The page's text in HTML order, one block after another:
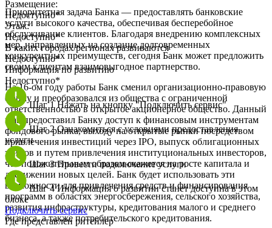
Приоритетная задача Банка — предоставлять банковские
услуги высокого качества, обеспечивая бесперебойное
обслуживание клиентов. Благодаря внедрению комплексных
мер, направленных на создание долговременных
конкурентных преимуществ, сегодня Банк может предложить
своим клиентам взаимовыгодное партнерство.
На 16-ом году работы Банк сменил организационно-правовую
форму и преобразовался из общества с ограниченной
ответственностью в открытое акционерное общество. Данный
шаг предоставил Банку доступ к финансовым инструментам
фондового рынка, выходу на открытые рынки посредством
привлечения инвестиций через IPO, выпуск облигационных
займов и путем привлечения институциональных инвесторов,
что положительным образом скажется на росте капитала и
достижении новых целей. Банк будет использовать эти
возможности для привлечения средств и финансирования
программ в областях энергосбережения, сельского хозяйства,
развития инфраструктуры, кредитования малого и среднего
бизнеса, а также потребительского кредитования.
Размещение:
Недоступно*
Этаж:
Недоступно*
В каких городах/регионах развиваются
Недоступно*
Информация по развитию
Недоступно*
Шаг 1Нажать на кнопку "Подключить сервис"
Шаг 2Ознакомиться с условиями предоставления
услуги
Шаг 3Провести подключение услуги
Шаг 4Информация о развитии станет доступна в этом
блоке
Подключить сервис
Где представлен ритейлер